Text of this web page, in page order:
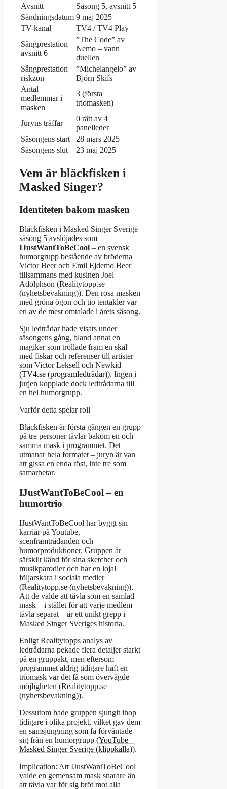
Avsnitt
Säsong 5, avsnitt 5
Sändningsdatum 9 maj 2025
TV-kanal
TV4 / TV4 Play
Sångprestation
avsnitt 6
”The Code” av
Nemo – vann
duellen
Sångprestation
riskzon
”Michelangelo” av
Björn Skifs
Antal
medlemmar i
masken
3 (första
triomasken)
Juryns träffar
0 rätt av 4
panelleder
Säsongens start
28 mars 2025
Säsongens slut
23 maj 2025
Vem är bläckfisken i
Masked Singer?
Identiteten bakom masken
Bläckfisken i Masked Singer Sverige
säsong 5 avslöjades som
IJustWantToBeCool – en svensk
humorgrupp bestående av bröderna
Victor Beer och Emil Ejdemo Beer
tillsammans med kusinen Joel
Adolphson (Realitytopp.se
(nyhetsbevakning)). Den rosa masken
med gröna ögon och tio tentakler var
en av de mest omtalade i årets säsong.
Sju ledtrådar hade visats under
säsongens gång, bland annat en
magiker som trollade fram en skål
med fiskar och referenser till artister
som Victor Leksell och Newkid
(TV4.se (programledtrådar)). Ingen i
jurjen kopplade dock ledtrådarna till
en hel humorgrupp.
Varför detta spelar roll
Bläckfisken är första gången en grupp
på tre personer tävlar bakom en och
samma mask i programmet. Det
utmanar hela formatet – juryn är van
att gissa en enda röst, inte tre som
samarbetar.
IJustWantToBeCool – en
humortrio
IJustWantToBeCool har byggt sin
karriär på Youtube,
scenframträdanden och
humorproduktioner. Gruppen är
särskilt känd för sina sketcher och
musikparodier och har en lojal
följarskara i sociala medier
(Realitytopp.se (nyhetsbevakning)).
Att de valde att tävla som en samlad
mask – i stället för att varje medlem
tävla separat – är ett unikt grepp i
Masked Singer Sveriges historia.
Enligt Realitytopps analys av
ledtrådarna pekade flera detaljer starkt
på en gruppakt, men eftersom
programmet aldrig tidigare haft en
triomask var det få som övervägde
möjligheten (Realitytopp.se
(nyhetsbevakning)).
Dessutom hade gruppen sjungit ihop
tidigare i olika projekt, vilket gav dem
en samsjungning som få förväntade
sig från en humorgrupp (YouTube –
Masked Singer Sverige (klippkälla)).
Implication: Att IJustWantToBeCool
valde en gemensam mask snarare än
att tävla var för sig bröt mot alla